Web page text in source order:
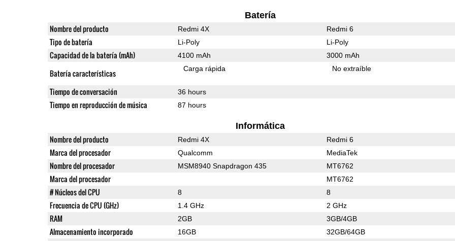
Batería
Nombre del producto Redmi 4X Redmi 6
Tipo de batería Li-Poly Li-Poly
Capacidad de la batería (mAh) 4100 mAh 3000 mAh
Batería características Carga rápida No extraíble
Tiempo de conversación 36 hours
Tiempo en reproducción de música 87 hours
Informática
Nombre del producto Redmi 4X Redmi 6
Marca del procesador Qualcomm MediaTek
Nombre del procesador MSM8940 Snapdragon 435 MT6762
Marca del procesador MT6762
# Núcleos del CPU 8 8
Frecuencia de CPU (GHz) 1.4 GHz 2 GHz
RAM 2GB 3GB/4GB
Almacenamiento incorporado 16GB 32GB/64GB